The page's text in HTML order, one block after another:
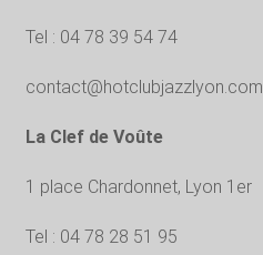
Tel : 04 78 39 54 74
contact@hotclubjazzlyon.com
La Clef de Voûte
1 place Chardonnet, Lyon 1er
Tel : 04 78 28 51 95